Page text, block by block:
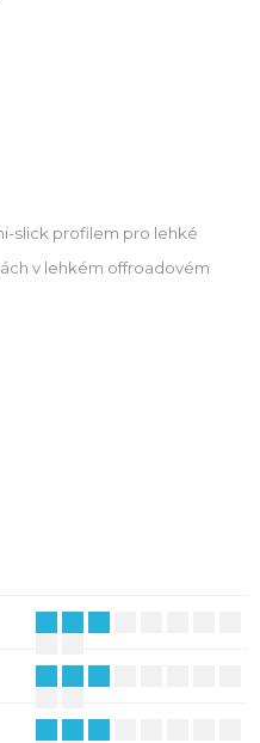
slick profilem pro lehké
v lehkém offroadovém